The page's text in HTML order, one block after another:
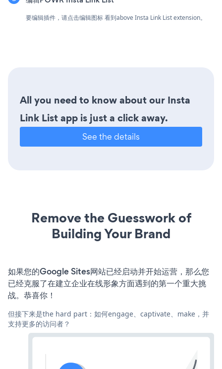
要编辑插件，请点击编辑图标看到above Insta Link List extension。
All you need to know about our Insta
Link List app is just a click away.
See the details
Remove the Guesswork of
Building Your Brand
如果您的Google Sites网站已经启动并开始运营，那么您
已经克服了在建立企业在线形象方面遇到的第一个重大挑
战。恭喜你！
但接下来是the hard part：如何engage、captivate、make，并
支持更多的访问者？